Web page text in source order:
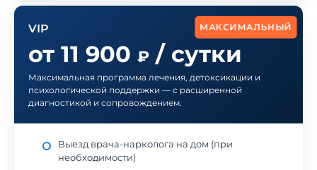
МАКСИМАЛЬНЫЙ
VIP
от 11 900 ₽ / сутки
Максимальная программа лечения, детоксикации и
психологической поддержки — с расширенной
диагностикой и сопровождением.
Выезд врача-нарколога на дом (при
необходимости)